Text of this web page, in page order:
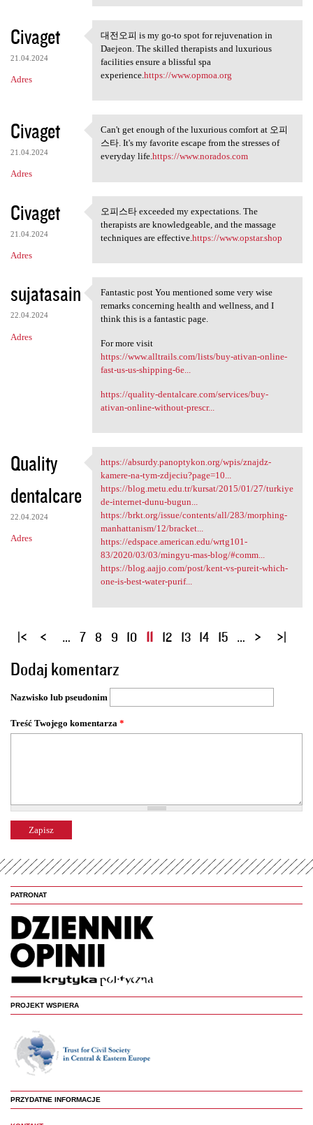
Civaget
21.04.2024
Adres
대전오피 is my go-to spot for
대전오피 is my go-to spot for rejuvenation in
Daejeon. The skilled therapists and luxurious
facilities ensure a blissful spa
experience. https://www.opmoa.org
Civaget
21.04.2024
Adres
Can't get enough of the
Can't get enough of the luxurious comfort at 오피
스타. It's my favorite escape from the stresses of
everyday life.https://www.norados.com
Civaget
21.04.2024
Adres
오피스타 exceeded my expectations
오피스타 exceeded my expectations. The
therapists are knowledgeable, and the massage
techniques are effective. https://www.opstar.shop
sujatasain
22.04.2024
Adres
Fantastic post You mentioned
Fantastic post You mentioned some very wise
remarks concerning health and wellness, and I
think this is a fantastic page.
For more visit
https://www.alltrails.com/lists/buy-ativan-online-
fast-us-us-shipping-6e...
https://quality-dentalcare.com/services/buy-
ativan-online-without-prescr...
Quality
dentalcare
22.04.2024
Adres
https://absurdy.panoptykon
https://absurdy.panoptykon.org/wpis/znajdz-
kamere-na-tym-zdjeciu?page=10...
https://blog.metu.edu.tr/kursat/2015/01/27/turkiye
de-internet-dunu-bugun...
https://brkt.org/issue/contents/all/283/morphing-
manhattanism/12/bracket...
https://edspace.american.edu/wrtg101-
83/2020/03/03/mingyu-mas-blog/#comm...
https://blog.aajjo.com/post/kent-vs-pureit-which-
one-is-best-water-purif...
S
r
o
n
y
… 7 8 9 10 11 12 13 14 15 …
Dodaj komentarz
Nazwisko lub pseudonim
Treść Twojego komentarza *
PATRONAT
PROJEKT WSPIERA
PRZYDATNE INFORMACJE